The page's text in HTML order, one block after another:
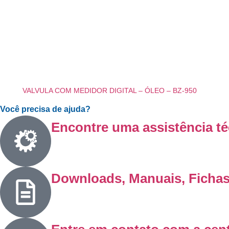
VALVULA COM MEDIDOR DIGITAL – ÓLEO – BZ-950
Você precisa de ajuda?
Encontre uma assistência
Downloads, Manuais,